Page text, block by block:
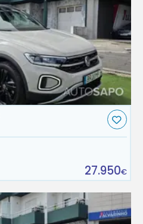
27.950€